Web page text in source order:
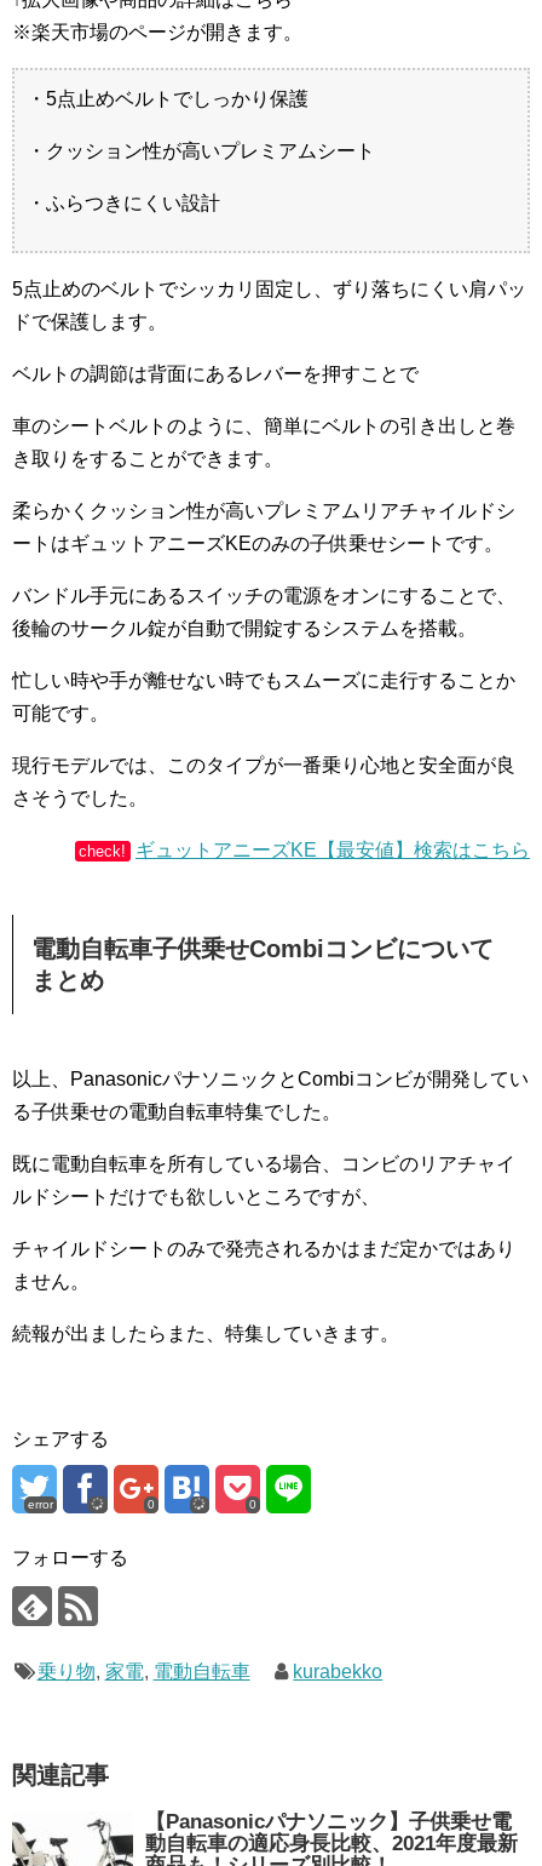
※楽天市場のページが開きます。
・5点止めベルトでしっかり保護
・クッション性が高いプレミアムシート
・ふらつきにくい設計
5点止めのベルトでシッカリ固定し、ずり落ちにくい肩パッ
ドで保護します。
ベルトの調節は背面にあるレバーを押すことで
車のシートベルトのように、簡単にベルトの引き出しと巻
き取りをすることができます。
柔らかくクッション性が高いプレミアムリアチャイルドシ
ートはギュットアニーズKEのみの子供乗せシートです。
バンドル手元にあるスイッチの電源をオンにすることで、
後輪のサークル錠が自動で開錠するシステムを搭載。
忙しい時や手が離せない時でもスムーズに走行することか
可能です。
現行モデルでは、このタイプが一番乗り心地と安全面が良
さそうでした。
check! ギュットアニーズKE【最安値】検索はこちら
電動自転車子供乗せCombiコンビについて
まとめ
以上、PanasonicパナソニックとCombiコンビが開発してい
る子供乗せの電動自転車特集でした。
既に電動自転車を所有している場合、コンビのリアチャイ
ルドシートだけでも欲しいところですが、
チャイルドシートのみで発売されるかはまだ定かではあり
ません。
続報が出ましたらまた、特集していきます。
シェアする
error 0 0
フォローする
乗り物, 家電, 電動自転車 kurabekko
関連記事
【Panasonicパナソニック】子供乗せ電
動自転車の適応身長比較、2021年度最新